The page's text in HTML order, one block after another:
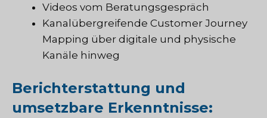
Videos vom Beratungsgespräch
Kanalübergreifende Customer Journey
Mapping über digitale und physische
Kanäle hinweg
Berichterstattung und
umsetzbare Erkenntnisse: